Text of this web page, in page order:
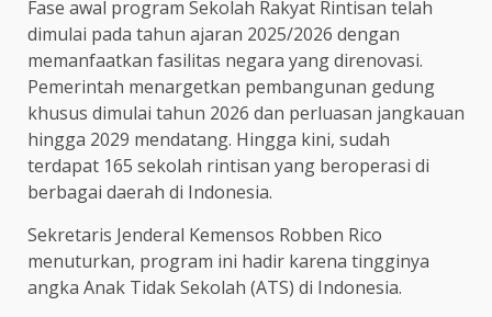
Fase awal program Sekolah Rakyat Rintisan telah
dimulai pada tahun ajaran 2025/2026 dengan
memanfaatkan fasilitas negara yang direnovasi.
Pemerintah menargetkan pembangunan gedung
khusus dimulai tahun 2026 dan perluasan jangkauan
hingga 2029 mendatang. Hingga kini, sudah
terdapat 165 sekolah rintisan yang beroperasi di
berbagai daerah di Indonesia.
Sekretaris Jenderal Kemensos Robben Rico
menuturkan, program ini hadir karena tingginya
angka Anak Tidak Sekolah (ATS) di Indonesia.